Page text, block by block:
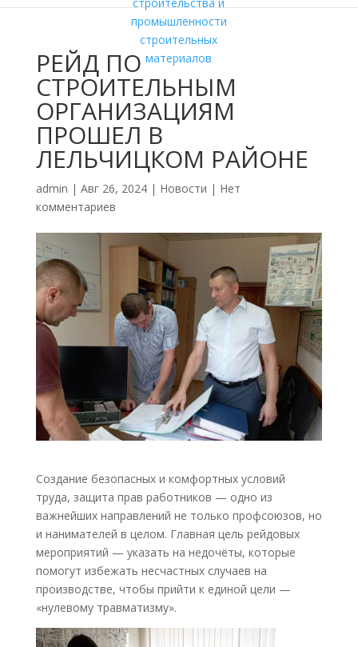
РЕЙД ПО
СТРОИТЕЛЬНЫМ
ОРГАНИЗАЦИЯМ
ПРОШЕЛ В
ЛЕЛЬЧИЦКОМ РАЙОНЕ
admin | Авг 26, 2024| Новости | Нет
комментариев
Создание безопасных и комфортных условий
труда, защита прав работников — одно из
важнейших направлений не только профсоюзов, но
и нанимателей в целом. Главная цель рейдовых
мероприятий — указать на недочёты, которые
помогут избежать несчастных случаев на
производстве, чтобы прийти к единой цели —
«нулевому травматизму».